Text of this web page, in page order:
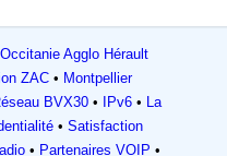
Agglo Hérault
ZAC
Montpellier
BVX30 IPv6
La
Satisfaction
Partenaires VOIP